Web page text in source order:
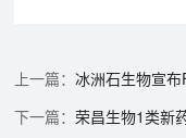
冰洲石生物宣
荣昌生物1类新药